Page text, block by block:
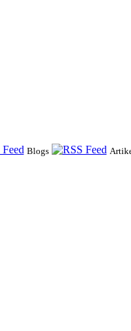
Blogs